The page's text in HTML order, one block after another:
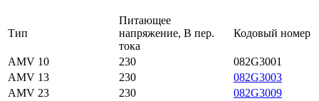
Тип
Питающее
напряжение, В пер.
тока
Кодовый номер
AMV 10 230
082G3001
AMV 13
230
082G3003
AMV 23
230
082G3009